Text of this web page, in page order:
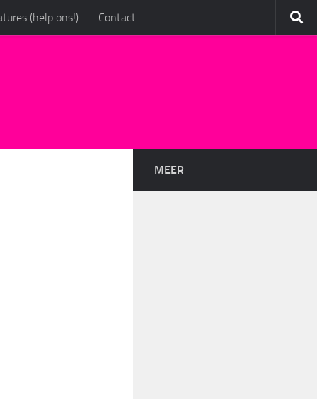
(help ons!) Contact
MEER